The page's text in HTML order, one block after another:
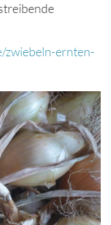
zwiebeln-ernten-